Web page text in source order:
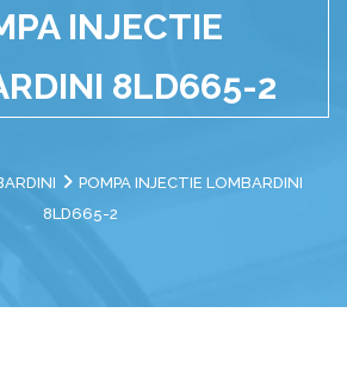
INJECTIE
8LD665-2
POMPA INJECTIE LOMBARDINI
8LD665-2